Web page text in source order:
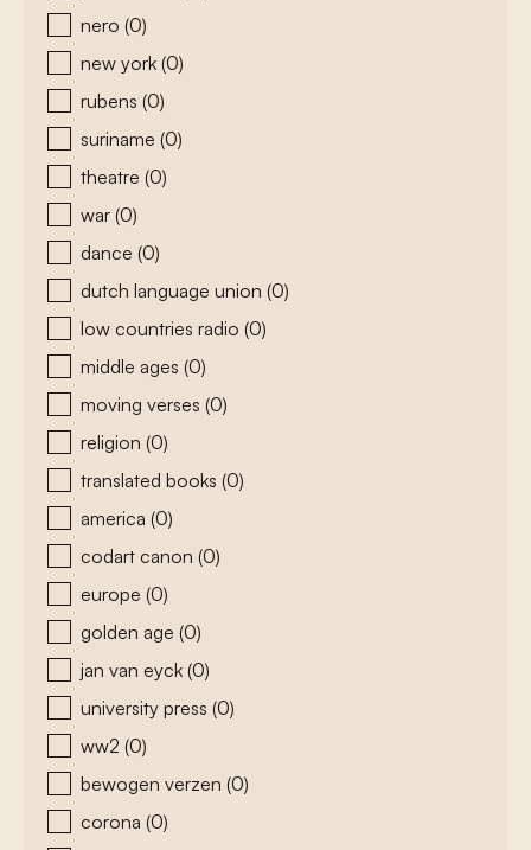
nero (0)
new york (0)
rubens (0)
suriname (0)
theatre (0)
war (0)
dance (0)
dutch language union (0)
low countries radio (0)
middle ages (0)
moving verses (0)
religion (0)
translated books (0)
america (0)
codart canon (0)
europe (0)
golden age (0)
jan van eyck (0)
university press (0)
ww2 (0)
bewogen verzen (0)
corona (0)